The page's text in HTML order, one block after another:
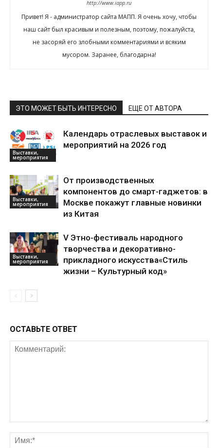
http://www.iapp.ru
Привет! Я - администратор сайта МАПП. Я очень хочу, чтобы
наш сайт был красивым и полезным, поэтому, пожалуйста,
не засоряй его злобными комментариями и всяким
мусором. Заранее, благодарна!
ЭТО МОЖЕТ БЫТЬ ИНТЕРЕСНО ЕЩЕ ОТ АВТОРА
Выставки,
мероприятия
Календарь отраслевых выставок и
мероприятий на 2026 год
Выставки,
мероприятия
От производственных
компонентов до смарт-гаджетов: в
Москве покажут главные новинки
из Китая
Выставки,
мероприятия
V Этно-фестиваль народного
творчества и декоративно-
прикладного искусства«Стиль
жизни – Культурный код»
ОСТАВЬТЕ ОТВЕТ